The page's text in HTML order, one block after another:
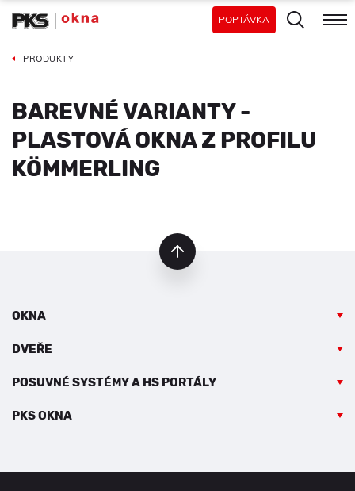
POPTÁVKA
PRODUKTY
BAREVNÉ VARIANTY -
PLASTOVÁ OKNA Z PROFILU
KÖMMERLING
OKNA
DVEŘE
POSUVNÉ SYSTÉMY A HS PORTÁLY
PKS OKNA